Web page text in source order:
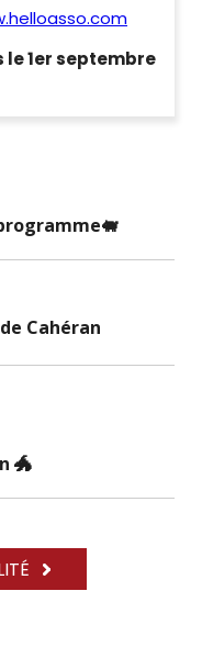
1er septembre
🐖
Cahéran
🐲